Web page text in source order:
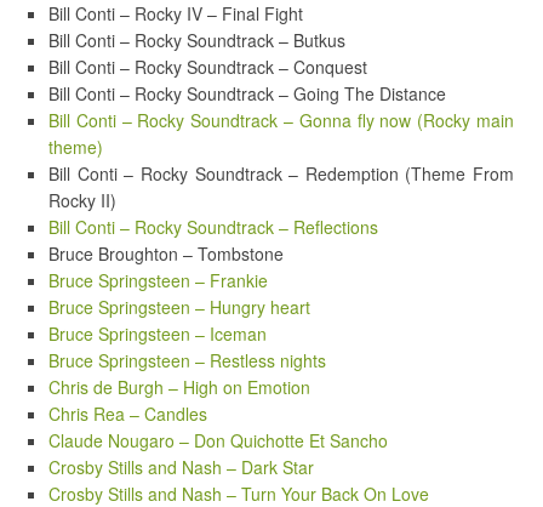
Bill Conti – Rocky IV – Final Fight
Bill Conti – Rocky Soundtrack – Butkus
Bill Conti – Rocky Soundtrack – Conquest
Bill Conti – Rocky Soundtrack – Going The Distance
Bill Conti – Rocky Soundtrack – Gonna fly now (Rocky main
theme)
Bill Conti – Rocky Soundtrack – Redemption (Theme From
Rocky II)
Bill Conti – Rocky Soundtrack – Reflections
Bruce Broughton – Tombstone
Bruce Springsteen – Frankie
Bruce Springsteen – Hungry heart
Bruce Springsteen – Iceman
Bruce Springsteen – Restless nights
Chris de Burgh – High on Emotion
Chris Rea – Candles
Claude Nougaro – Don Quichotte Et Sancho
Crosby Stills and Nash – Dark Star
Crosby Stills and Nash – Turn Your Back On Love